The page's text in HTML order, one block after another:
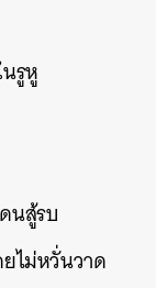
รูหู
นสู้รบ
ไม่หวั่นวาด